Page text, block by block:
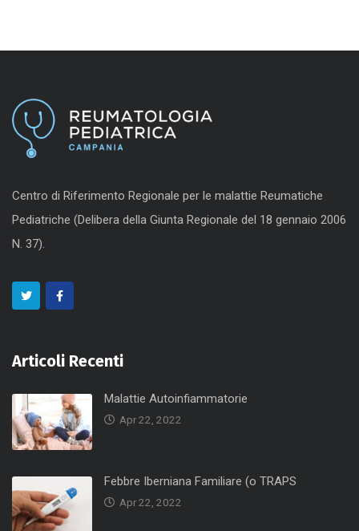
Centro di Riferimento Regionale per le malattie Reumatiche
Pediatriche (Delibera della Giunta Regionale del 18 gennaio 2006
N. 37).
Articoli Recenti
Malattie Autoinfiammatorie
Apr 22, 2022
Febbre Iberniana Familiare (o TRAPS
Apr 22, 2022